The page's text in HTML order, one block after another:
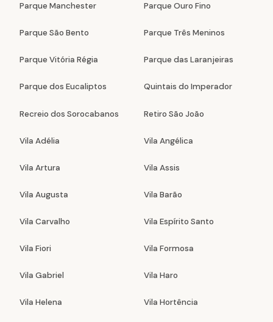
Parque Manchester Parque Ouro Fino
Parque São Bento Parque Três Meninos
Parque Vitória Régia Parque das Laranjeiras
Parque dos Eucaliptos Quintais do Imperador
Recreio dos Sorocabanos Retiro São João
Vila Adélia Vila Angélica
Vila Artura Vila Assis
Vila Augusta Vila Barão
Vila Carvalho Vila Espírito Santo
Vila Fiori Vila Formosa
Vila Gabriel Vila Haro
Vila Helena Vila Hortência